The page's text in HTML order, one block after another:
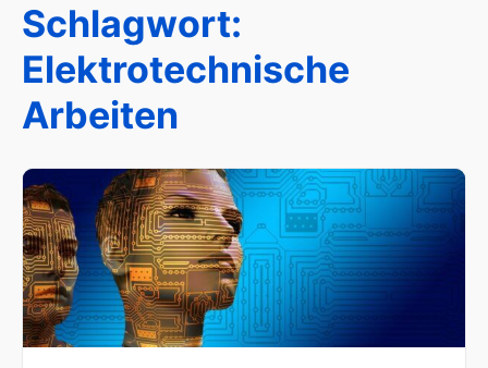
Schlagwort:
Elektrotechnische
Arbeiten